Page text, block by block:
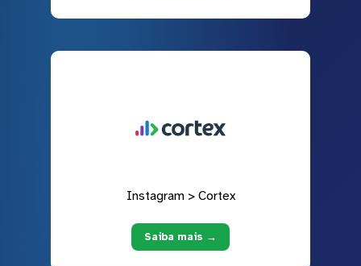
Instagram > Cortex
Saiba mais →